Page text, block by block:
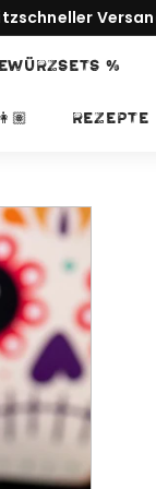
slideshow
%
REZEPTE